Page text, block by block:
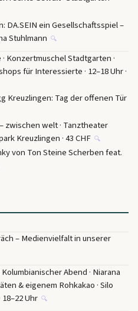
DA.SEIN ein Gesellschaftsspiel –
Stuhlmann 🔍
Konzertmuschel Stadtgarten ·
für Interessierte · 12–18 Uhr ·
Kreuzlingen: Tag der offenen Tür
zwischen welt · Tanztheater
Kreuzlingen · 43 CHF 🔍
von Ton Steine Scherben feat.
– Medienvielfalt in unserer
Abend · Niarana
& eigenem Rohkakao · Silo
Uhr 🔍